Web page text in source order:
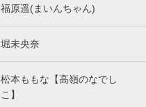
福原遥(まいんちゃん)
堀未央奈
松本ももな【高嶺のなでし
こ】